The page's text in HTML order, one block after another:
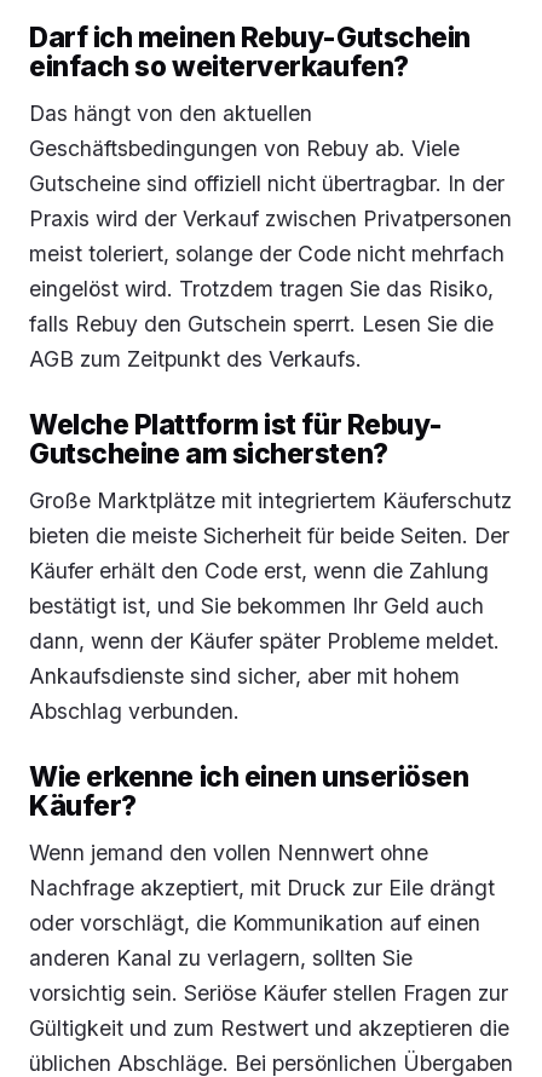
Darf ich meinen Rebuy-Gutschein
einfach so weiterverkaufen?
Das hängt von den aktuellen
Geschäftsbedingungen von Rebuy ab. Viele
Gutscheine sind offiziell nicht übertragbar. In der
Praxis wird der Verkauf zwischen Privatpersonen
meist toleriert, solange der Code nicht mehrfach
eingelöst wird. Trotzdem tragen Sie das Risiko,
falls Rebuy den Gutschein sperrt. Lesen Sie die
AGB zum Zeitpunkt des Verkaufs.
Welche Plattform ist für Rebuy-
Gutscheine am sichersten?
Große Marktplätze mit integriertem Käuferschutz
bieten die meiste Sicherheit für beide Seiten. Der
Käufer erhält den Code erst, wenn die Zahlung
bestätigt ist, und Sie bekommen Ihr Geld auch
dann, wenn der Käufer später Probleme meldet.
Ankaufsdienste sind sicher, aber mit hohem
Abschlag verbunden.
Wie erkenne ich einen unseriösen
Käufer?
Wenn jemand den vollen Nennwert ohne
Nachfrage akzeptiert, mit Druck zur Eile drängt
oder vorschlägt, die Kommunikation auf einen
anderen Kanal zu verlagern, sollten Sie
vorsichtig sein. Seriöse Käufer stellen Fragen zur
Gültigkeit und zum Restwert und akzeptieren die
üblichen Abschläge. Bei persönlichen Übergaben